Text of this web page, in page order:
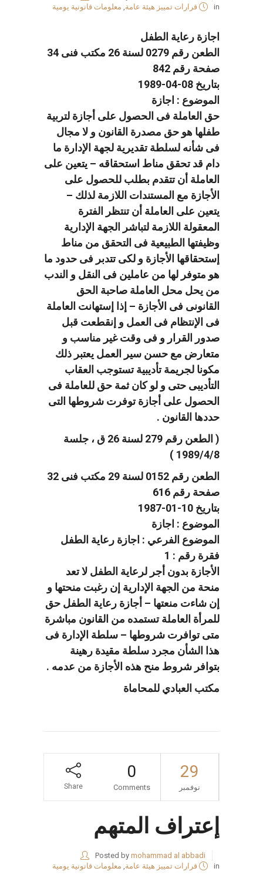
in
قرارات تمييز هيئة عامة, معلومات قانونية يومية
اجازة رعاية الطفل
الطعن رقم 0279 لسنة 26 مكتب فنى 34
صفحة رقم 842
بتاريخ 08-04-1989
الموضوع : اجازة
حق العاملة فى الحصول على أجازة لتربية
طفلها هو حق مصدرة القانون و لا مجال
فى شأنه لسلطة تقديرية لجهة الإدارة ما
دام قد تحقق مناط استحقاقه – يتعين على
العاملة أن تتقدم بطلب للحصول على
الأجازة مع المستندات اللازمة لذلك –
يتعين على العاملة أن تنتظر الفترة
المعقولة اللازمة لتباشر الجهة الإدارية
وظيفتها الطبيعية فى التحقق من مناط
إستحقاقها الأجازة و لكى تتدبر فى حدود ما
هو متوفر لها من عاملين فى النقل و الندب
من يحل محل العاملة صاحبة الحق
القانونى فى الأجازة – إذا إستهانت العاملة
فى الإنتظام فى العمل و إنقطعت قبل
صدور القرار و فى وقت غير مناسب و
متعارض مع حسن سير العمل يعتبر ذلك
مكونا لجريمة تأديبية تستوجب العقاب
التأديبى حتى و لو كان ثمة حق للعاملة فى
الحصول على أجازة توفرت شروطها التى
حددها القانون .
( الطعن رقم 279 لسنة 26 ق ، جلسة
1989/4/8 )
الطعن رقم 0152 لسنة 29 مكتب فنى 32
صفحة رقم 616
بتاريخ 10-01-1987
الموضوع : اجازة
الموضوع الفرعي : اجازة رعاية الطفل
فقرة رقم : 1
الأجازة بدون أجر لرعاية الطفل لا تعد
منحة من الجهة الإدارية إن رغبت منحتها و
إن شاءت منعتها – أجازة رعاية الطفل حق
للمرأة العاملة تستمده من القانون مباشرة
متى توافرت شروطها – سلطة الإدارة فى
هذا الشأن مجرد سلطة مقيدة رهينة
بتوافر شروط منح هذه الأجازة من عدمه .
مكتب العبادي للمحاماة
29
نوفمبر
0
Comments
Share
إعتراف المتهم
Posted by mohammad al abbadi
in
قرارات تمييز هيئة عامة, معلومات قانونية يومية